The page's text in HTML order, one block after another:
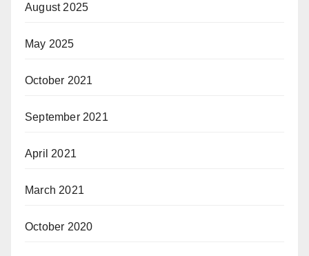
August 2025
May 2025
October 2021
September 2021
April 2021
March 2021
October 2020